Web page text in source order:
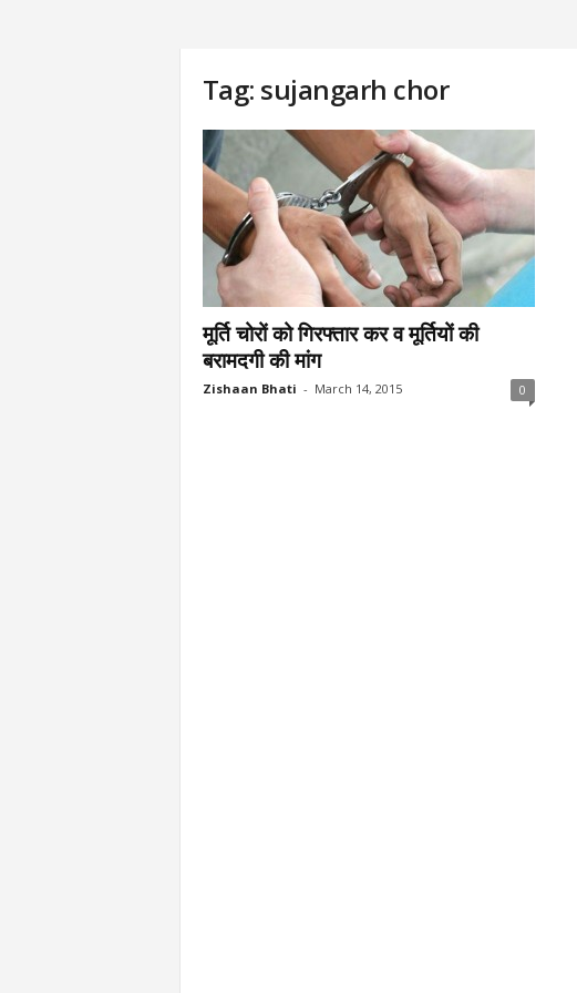
Tag: sujangarh chor
मूर्ति चोरों को गिरफ्तार कर व मूर्तियों की
बरामदगी की मांग
Zishaan Bhati - March 14, 2015 0